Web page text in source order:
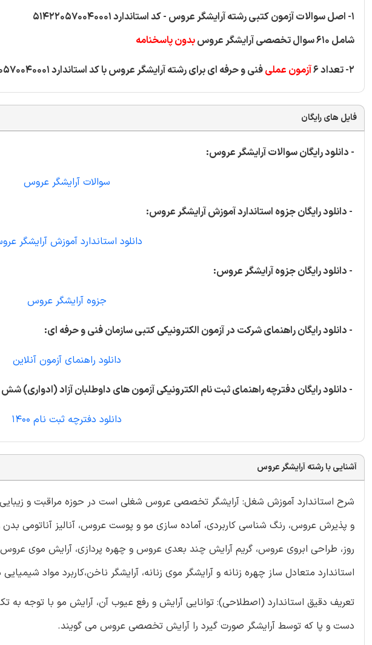
1- اصل سوالات آزمون کتبی رشته آرایشگر عروس - کد استاندارد 514220570040001
شامل 610 سوال تخصصی آرایشگر عروس
بدون پاسخنامه
2- تعداد 6 آزمون عملیفنی و حرفه ای برای رشته آرایشگر عروس با کد استاندارد 514220570040001
فایل های رایگان
- دانلود رایگان سوالات آرایشگر عروس:
سوالات آرایشگر عروس
- دانلود رایگان جزوه استاندارد آموزش آرایشگر عروس:
دانلود استاندارد آموزش آرایشگر
- دانلود رایگان جزوه آرایشگر عروس:
جزوه آرایشگر عروس
- دانلود رایگان راهنمای شرکت در آزمون الکترونیکی کتبی سازمان فنی و حرفه ای:
دانلود راهنمای آزمون آنلاین
- دانلود رایگان دفترچه راهنمای ثبت نام الکترونیکی آزمون های داوطلبان آزاد (ادواری) شش
دانلود دفترچه ثبت نام 1400
آشنایی با رشته آرایشگر عروس
شرح استاندارد آموزش شغل: آرایشگر تخصصی عروس شغلی است در حوزه مراقبت و زیبایی
و پذیرش عروس، رنگ شناسی کاربردی، آماده سازی مو و پوست عروس، آنالیز آناتومی بدن
روز، طراحی ابروی عروس، گریم آرایش چند بعدی عروس و چهره پردازی، آرایش موی
استاندارد متعادل ساز چهره زنانه و آرایشگر موی زنانه، آرایشگر ناخن،کاربرد مواد
تعریف دقیق استاندارد (اصطلاحی): توانایی آرایش و رفع عیوب آن، آرایش مو با توجه به
دست و پا كه توسط آرایشگر صورت گیرد را آرایش تخصصی عروس می گویند.